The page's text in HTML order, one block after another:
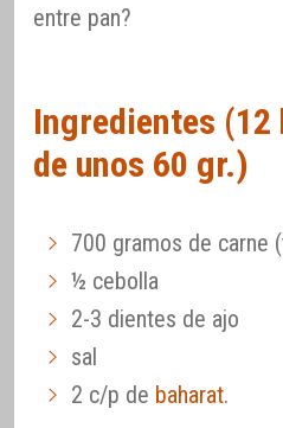
entre pan?
Ingredientes (12
de unos 60 gr.)
700 gramos de carne
½ cebolla
2-3 dientes de ajo
sal
2 c/p de baharat.